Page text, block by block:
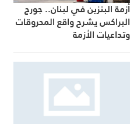
أزمة البنزين في لبنان.. جورج
البراكس يشرح واقع المحروقات
وتداعيات الأزمة